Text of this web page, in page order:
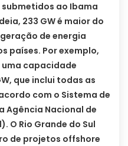
ao Ibama
233 GW é maior do
de energia
países. Por exemplo,
uma capacidade
que inclui todas as
com o Sistema de
Agência Nacional de
O Rio Grande do Sul
de projetos offshore